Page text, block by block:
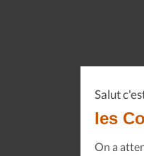
Salut
les
On a